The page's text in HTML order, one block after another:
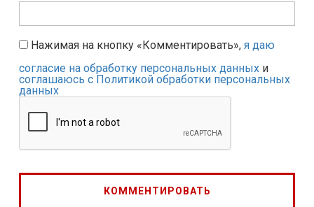
Нажимая на кнопку «Комментировать», я даю
согласие на обработку персональных данных и
соглашаюсь с Политикой обработки персональных
данных